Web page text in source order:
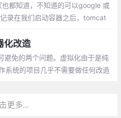
都知道，不知道的可以google 或
录在我们启动容器之后，tomcat
化改造
避免的两个问题。虚拟化由于是纯
系统的项目几乎不需要做任何改造
更多...